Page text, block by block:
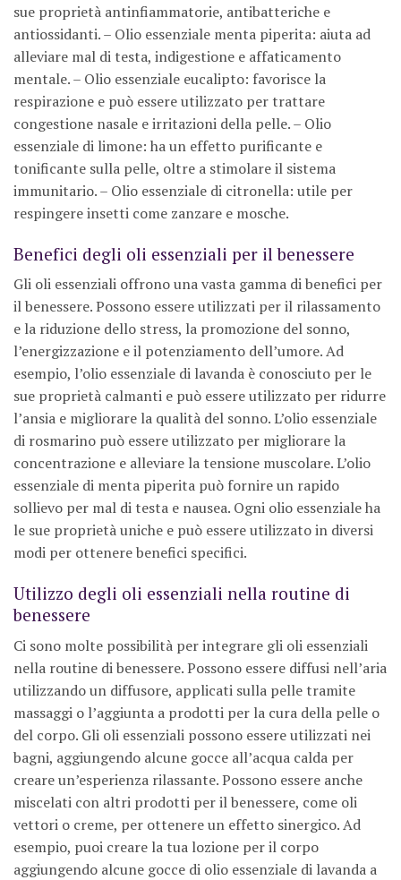
sue proprietà antinfiammatorie, antibatteriche e
antiossidanti. – Olio essenziale menta piperita: aiuta ad
alleviare mal di testa, indigestione e affaticamento
mentale. – Olio essenziale eucalipto: favorisce la
respirazione e può essere utilizzato per trattare
congestione nasale e irritazioni della pelle. – Olio
essenziale di limone: ha un effetto purificante e
tonificante sulla pelle, oltre a stimolare il sistema
immunitario. – Olio essenziale di citronella: utile per
respingere insetti come zanzare e mosche.
Benefici degli oli essenziali per il benessere
Gli oli essenziali offrono una vasta gamma di benefici per
il benessere. Possono essere utilizzati per il rilassamento
e la riduzione dello stress, la promozione del sonno,
l’energizzazione e il potenziamento dell’umore. Ad
esempio, l’olio essenziale di lavanda è conosciuto per le
sue proprietà calmanti e può essere utilizzato per ridurre
l’ansia e migliorare la qualità del sonno. L’olio essenziale
di rosmarino può essere utilizzato per migliorare la
concentrazione e alleviare la tensione muscolare. L’olio
essenziale di menta piperita può fornire un rapido
sollievo per mal di testa e nausea. Ogni olio essenziale ha
le sue proprietà uniche e può essere utilizzato in diversi
modi per ottenere benefici specifici.
Utilizzo degli oli essenziali nella routine di
benessere
Ci sono molte possibilità per integrare gli oli essenziali
nella routine di benessere. Possono essere diffusi nell’aria
utilizzando un diffusore, applicati sulla pelle tramite
massaggi o l’aggiunta a prodotti per la cura della pelle o
del corpo. Gli oli essenziali possono essere utilizzati nei
bagni, aggiungendo alcune gocce all’acqua calda per
creare un’esperienza rilassante. Possono essere anche
miscelati con altri prodotti per il benessere, come oli
vettori o creme, per ottenere un effetto sinergico. Ad
esempio, puoi creare la tua lozione per il corpo
aggiungendo alcune gocce di olio essenziale di lavanda a